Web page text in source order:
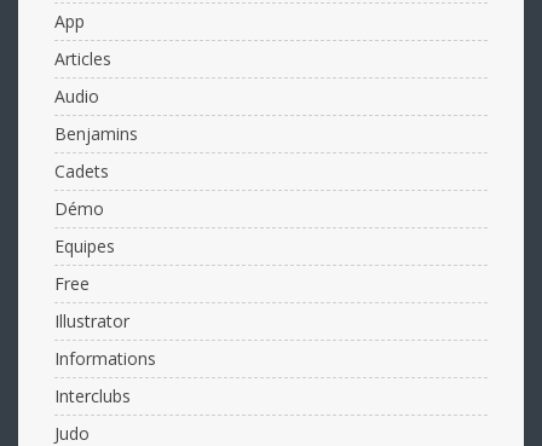
App
Articles
Audio
Benjamins
Cadets
Démo
Equipes
Free
Illustrator
Informations
Interclubs
Judo